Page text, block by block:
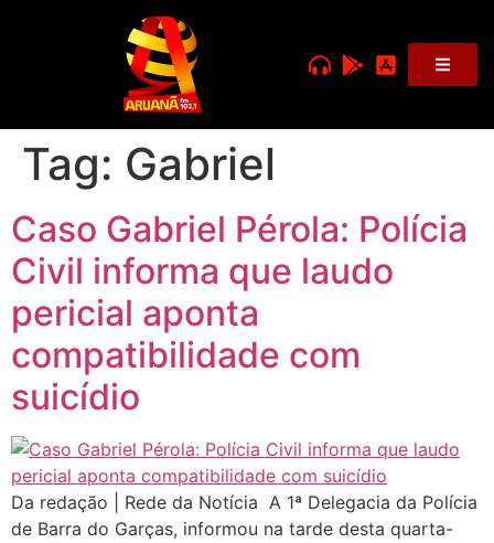
Tag: Gabriel
Caso Gabriel Pérola: Polícia
Civil informa que laudo
pericial aponta
compatibilidade com
suicídio
Da redação | Rede da Notícia A 1ª Delegacia da Polícia
de Barra do Garças, informou na tarde desta quarta-